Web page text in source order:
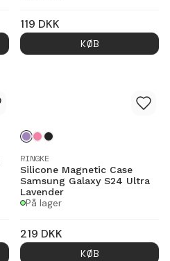
119 DKK
KØB
RINGKE
Silicone Magnetic Case
Samsung Galaxy S24 Ultra
Lavender
På lager
219 DKK
KØB